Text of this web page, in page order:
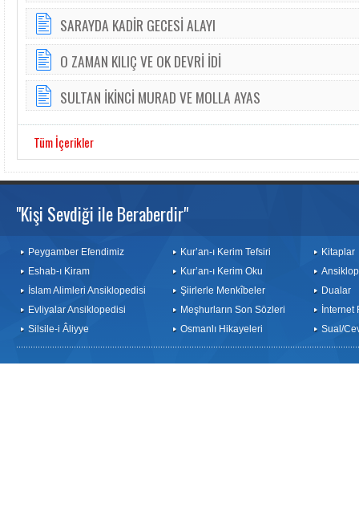
SARAYDA KADİR GECESİ ALAYI
O ZAMAN KILIÇ VE OK DEVRİ İDİ
SULTAN İKİNCİ MURAD VE MOLLA AYAS
Tüm İçerikler
"Kişi Sevdiği ile Beraberdir"
Peygamber Efendimiz
Eshab-ı Kiram
İslam Alimleri Ansiklopedisi
Evliyalar Ansiklopedisi
Silsile-i Âliyye
Kur’an-ı Kerim Tefsiri
Kur’an-ı Kerim Oku
Şiirlerle Menkîbeler
Meşhurların Son Sözleri
Osmanlı Hikayeleri
Kitaplar
Dualar
İnternet
Sual/